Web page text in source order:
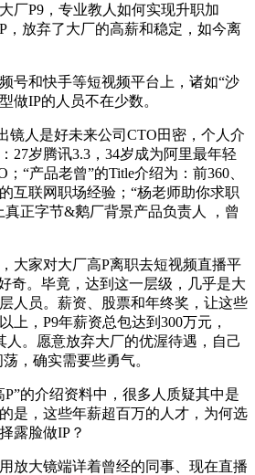
厂P9，专业教人如何实现升职加
，放弃了大厂的高薪和稳定，如今离
号和快手等短视频平台上，诸如“沙
做IP的人员不在少数。
镜人是好未来公司CTO田密，个人介
27岁腾讯3.3，34岁成为阿里最年轻
“产品老曾”的Title介绍为：前360、
互联网职场经验；“杨老师助你求职
真正字节&鹅厂背景产品负责人 ，曾
大家对大厂高P离职去短视频直播平
奇。毕竟，达到这一层级，几乎是大
人员。薪资、股票和年终奖，让这些
上，P9年薪资总包达到300万元，
人。愿意放弃大厂的优渥待遇，自己
，确实需要些勇气。
的介绍资料中，很多人质疑其中是
是，这些年薪超百万的人才，为何选
露脸做IP？
放大镜端详着曾经的同事、现在直播